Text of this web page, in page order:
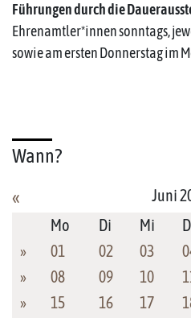
Führungen durch die
Ehrenamtler*innen sonntags,
sowie am ersten Donnerstag im
Wann?
«
Juni
Mo
Di Mi
»
01 02 03
»
08 09 10
»
15 16 17